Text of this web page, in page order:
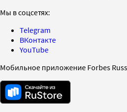
Мы в соцсетях:
Telegram
ВКонтакте
YouTube
Мобильное приложение Forbes